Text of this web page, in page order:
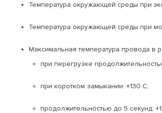
Температура окружающей среды при
Температура окружающей среды при
Максимальная температура провода в
при перегрузке
при коротком замыкании: +130 С;
продолжительностью до 5 секунд: